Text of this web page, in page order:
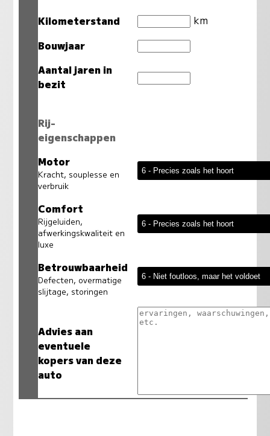
Kilometerstand
km
Bouwjaar
Aantal jaren in
bezit
Rij-
eigenschappen
Motor
Kracht, souplesse en
verbruik
Comfort
Rijgeluiden,
afwerkingskwaliteit en
luxe
Betrouwbaarheid
Defecten, overmatige
slijtage, storingen
Advies aan
eventuele
kopers van deze
auto